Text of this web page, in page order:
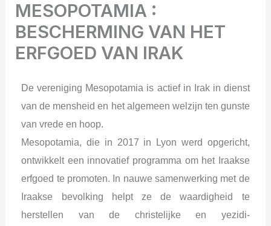
MESOPOTAMIA :
BESCHERMING VAN HET
ERFGOED VAN IRAK
De vereniging Mesopotamia is actief in Irak in dienst
van de mensheid en het algemeen welzijn ten gunste
van vrede en hoop.
Mesopotamia, die in 2017 in Lyon werd opgericht,
ontwikkelt een innovatief programma om het Iraakse
erfgoed te promoten. In nauwe samenwerking met de
Iraakse bevolking helpt ze de waardigheid te
herstellen van de christelijke en yezidi-